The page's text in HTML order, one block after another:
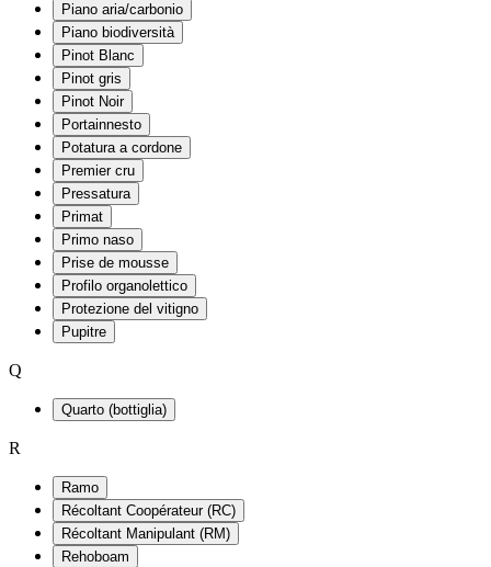
Piano aria/carbonio
Piano biodiversità
Pinot Blanc
Pinot gris
Pinot Noir
Portainnesto
Potatura a cordone
Premier cru
Pressatura
Primat
Primo naso
Prise de mousse
Profilo organolettico
Protezione del vitigno
Pupitre
Q
Quarto (bottiglia)
R
Ramo
Récoltant Coopérateur (RC)
Récoltant Manipulant (RM)
Rehoboam